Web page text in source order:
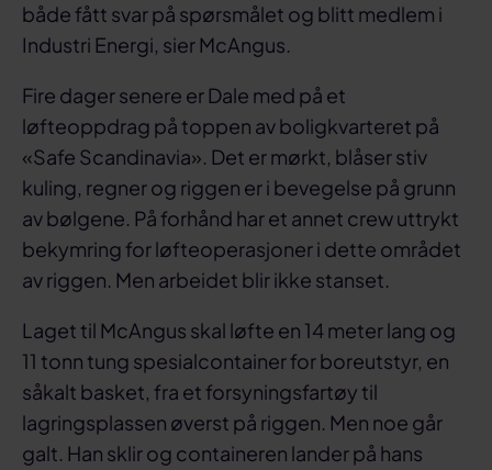
både fått svar på spørsmålet og blitt medlem i
Industri Energi, sier McAngus.
Fire dager senere er Dale med på et
løfteoppdrag på toppen av boligkvarteret på
«Safe Scandinavia». Det er mørkt, blåser stiv
kuling, regner og riggen er i bevegelse på grunn
av bølgene. På forhånd har et annet crew uttrykt
bekymring for løfteoperasjoner i dette området
av riggen. Men arbeidet blir ikke stanset.
Laget til McAngus skal løfte en 14 meter lang og
11 tonn tung spesialcontainer for boreutstyr, en
såkalt basket, fra et forsyningsfartøy til
lagringsplassen øverst på riggen. Men noe går
galt. Han sklir og containeren lander på hans